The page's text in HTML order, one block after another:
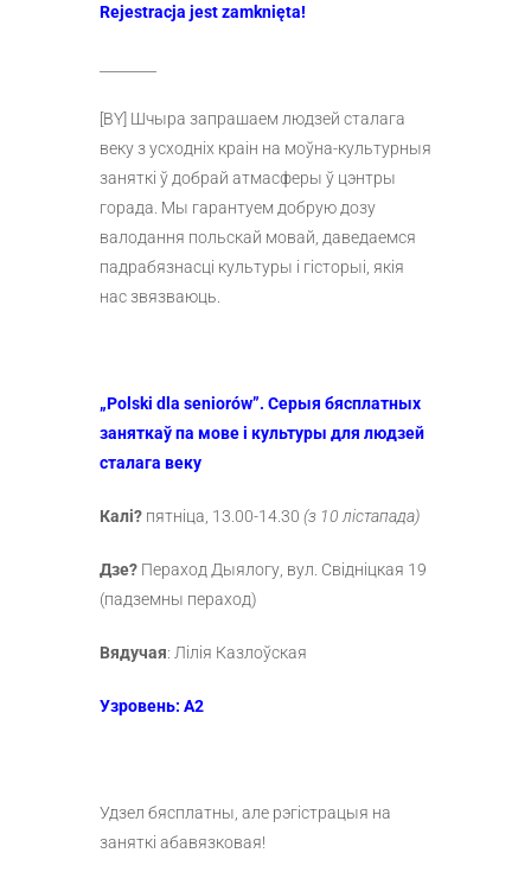
Rejestracja jest zamknięta!
[BY] Шчыра запрашаем людзей сталага
векуз усходніх краін на моўна-культурныя
заняткі ў добрай атмасферы ў цэнтры
горада. Мы гарантуем добрую дозу
валодання польскай мовай, даведаемся
падрабязнасці культуры і гісторыі, якія
нас звязваюць.
„Polski dla seniorów”. Серыя бясплатных
заняткаў па мове і культуры для людзей
сталага веку
Калі? пятніца, 13.00-14.30 (з 10 лістапада)
Дзе? Пераход Дыялогу, вул. Свідніцкая 19
(падземны пераход)
Вядучая: Лілія Казлоўская
Узровень: A2
Удзел бясплатны, але рэгістрацыя на
заняткі абавязковая!